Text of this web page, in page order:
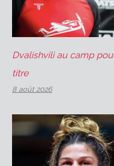
Dvalishvili au camp
titre
8 août 2026